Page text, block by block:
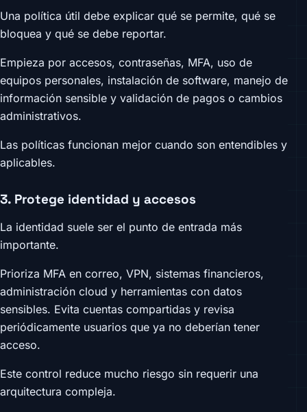
Una política útil debe explicar qué se permite, qué se
bloquea y qué se debe reportar.
Empieza por accesos, contraseñas, MFA, uso de
equipos personales, instalación de software, manejo de
información sensible y validación de pagos o cambios
administrativos.
Las políticas funcionan mejor cuando son entendibles y
aplicables.
3. Protege identidad y accesos
La identidad suele ser el punto de entrada más
importante.
Prioriza MFA en correo, VPN, sistemas financieros,
administración cloud y herramientas con datos
sensibles. Evita cuentas compartidas y revisa
periódicamente usuarios que ya no deberían tener
acceso.
Este control reduce mucho riesgo sin requerir una
arquitectura compleja.